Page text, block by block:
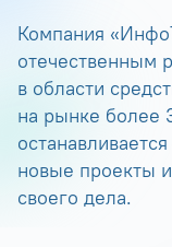
Компания
отечественным
в области
на рынке более
новые проекты
своего дела.